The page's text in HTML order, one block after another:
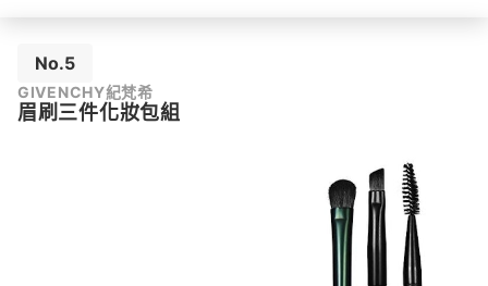
No.5
GIVENCHY紀梵希
眉刷三件化妝包組